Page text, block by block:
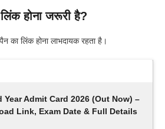
होना जरूरी है?
लिंक होना लाभदायक रहता है।
Year Admit Card 2026 (Out Now) –
Link, Exam Date & Full Details